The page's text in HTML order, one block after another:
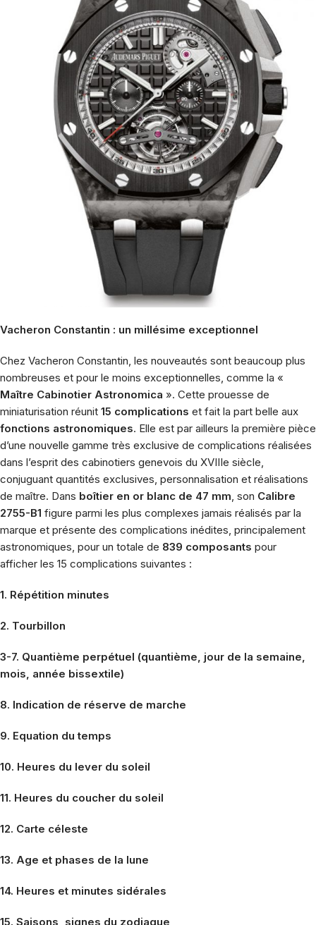
Vacheron Constantin : un millésime exceptionnel
Chez Vacheron Constantin, les nouveautés sont beaucoup plus
nombreuses et pour le moins exceptionnelles, comme la «
Maître Cabinotier Astronomica ». Cette prouesse de
miniaturisation réunit 15 complications et fait la part belle aux
fonctions astronomiques. Elle est par ailleurs la première pièce
d’une nouvelle gamme très exclusive de complications réalisées
dans l’esprit des cabinotiers genevois du XVIIIe siècle,
conjuguant quantités exclusives, personnalisation et réalisations
de maître. Dans boîtier en or blanc de 47 mm , son Calibre
2755-B1 figure parmi les plus complexes jamais réalisés par la
marque et présente des complications inédites, principalement
astronomiques, pour un totale de 839 composants pour
afficher les 15 complications suivantes :
1. Répétition minutes
2. Tourbillon
3-7. Quantième perpétuel (quantième, jour de la semaine,
mois, année bissextile)
8. Indication de réserve de marche
9. Equation du temps
10. Heures du lever du soleil
11. Heures du coucher du soleil
12. Carte céleste
13. Age et phases de la lune
14. Heures et minutes sidérales
15. Saisons, signes du zodiaque